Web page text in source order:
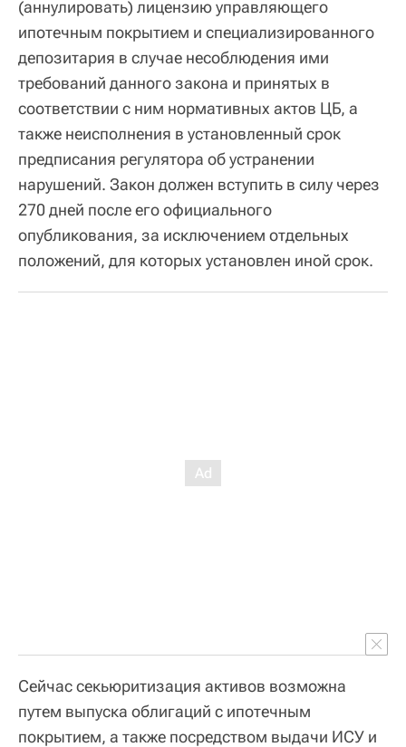
(аннулировать) лицензию управляющего
ипотечным покрытием и специализированного
депозитария в случае несоблюдения ими
требований данного закона и принятых в
соответствии с ним нормативных актов ЦБ, а
также неисполнения в установленный срок
предписания регулятора об устранении
нарушений. Закон должен вступить в силу через
270 дней после его официального
опубликования, за исключением отдельных
положений, для которых установлен иной срок.
Сейчас секьюритизация активов возможна
путем выпуска облигаций с ипотечным
покрытием, а также посредством выдачи ИСУ и